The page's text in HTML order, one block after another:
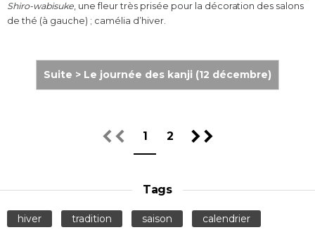
Shiro-wabisuke, une fleur très prisée pour la décoration des salons
de thé (à gauche) ; camélia d’hiver.
Suite > Le journée des kanji (12 décembre)
1 2
Tags
hiver tradition saison calendrier